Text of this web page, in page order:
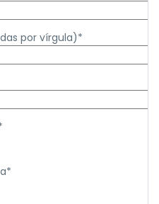
por vírgula)*